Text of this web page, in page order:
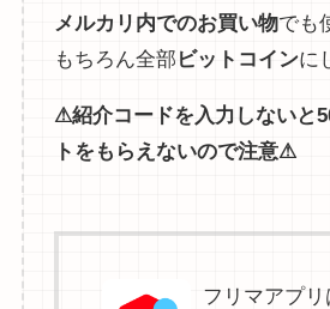
メルカリ内でのお買い物でも
もちろん全部 ビットコインに
⚠紹介コードを入力しないと
トをもらえないので注意⚠
フリマアプリ